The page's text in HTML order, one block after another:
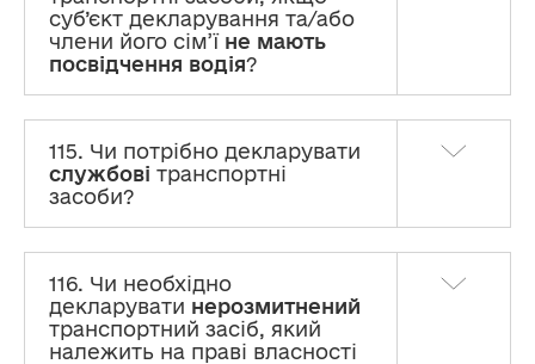
суб’єкт декларування та/або
члени його сім’ї не мають
посвідчення водія?
115. Чи потрібно декларувати
службові транспортні
засоби?
116. Чи необхідно
декларувати нерозмитнений
транспортний засіб, який
належить на праві власності